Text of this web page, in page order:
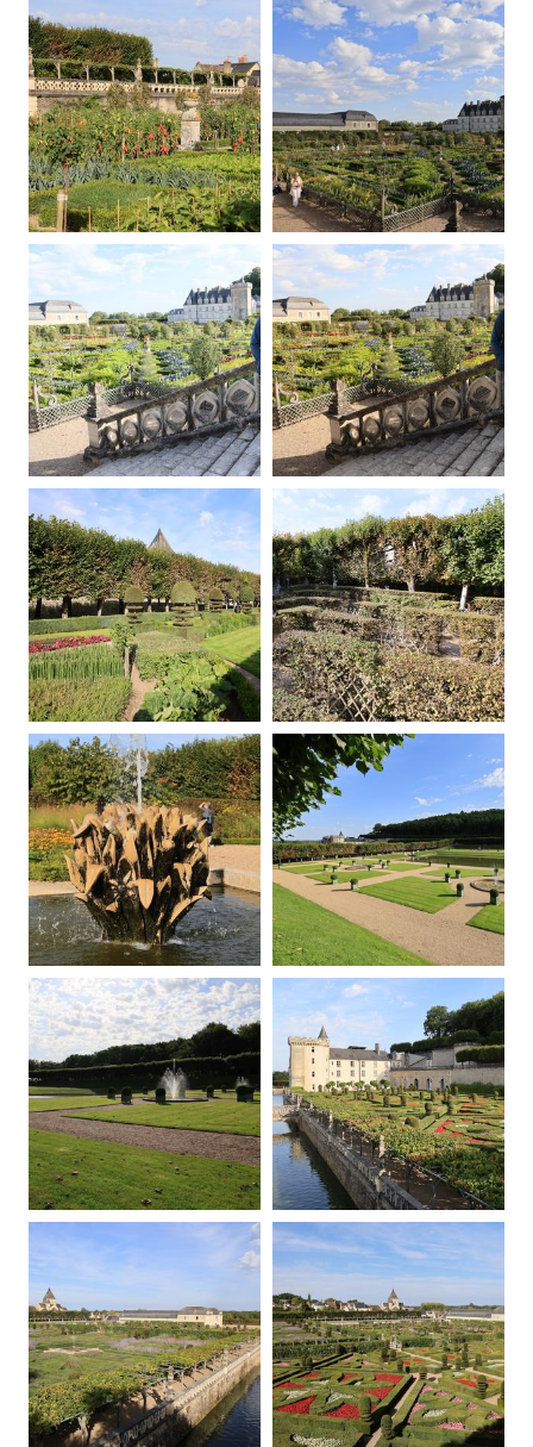
20250907084740-00 20250907084931-00
20250907085326-00 20250907085540-00
20250907085815-00 20250907085816-00
20250907090023-00 20250907091046-00
20250907091459-00 20250907091928-00
20250907092218-00 20250907092430-00